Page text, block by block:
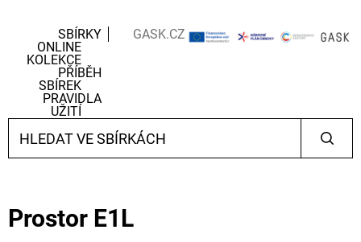
SBÍRKY
ONLINE
KOLEKCE
PŘÍBĚH
SBÍREK
PRAVIDLA
UŽITÍ
GASK.CZ
Prostor E1L